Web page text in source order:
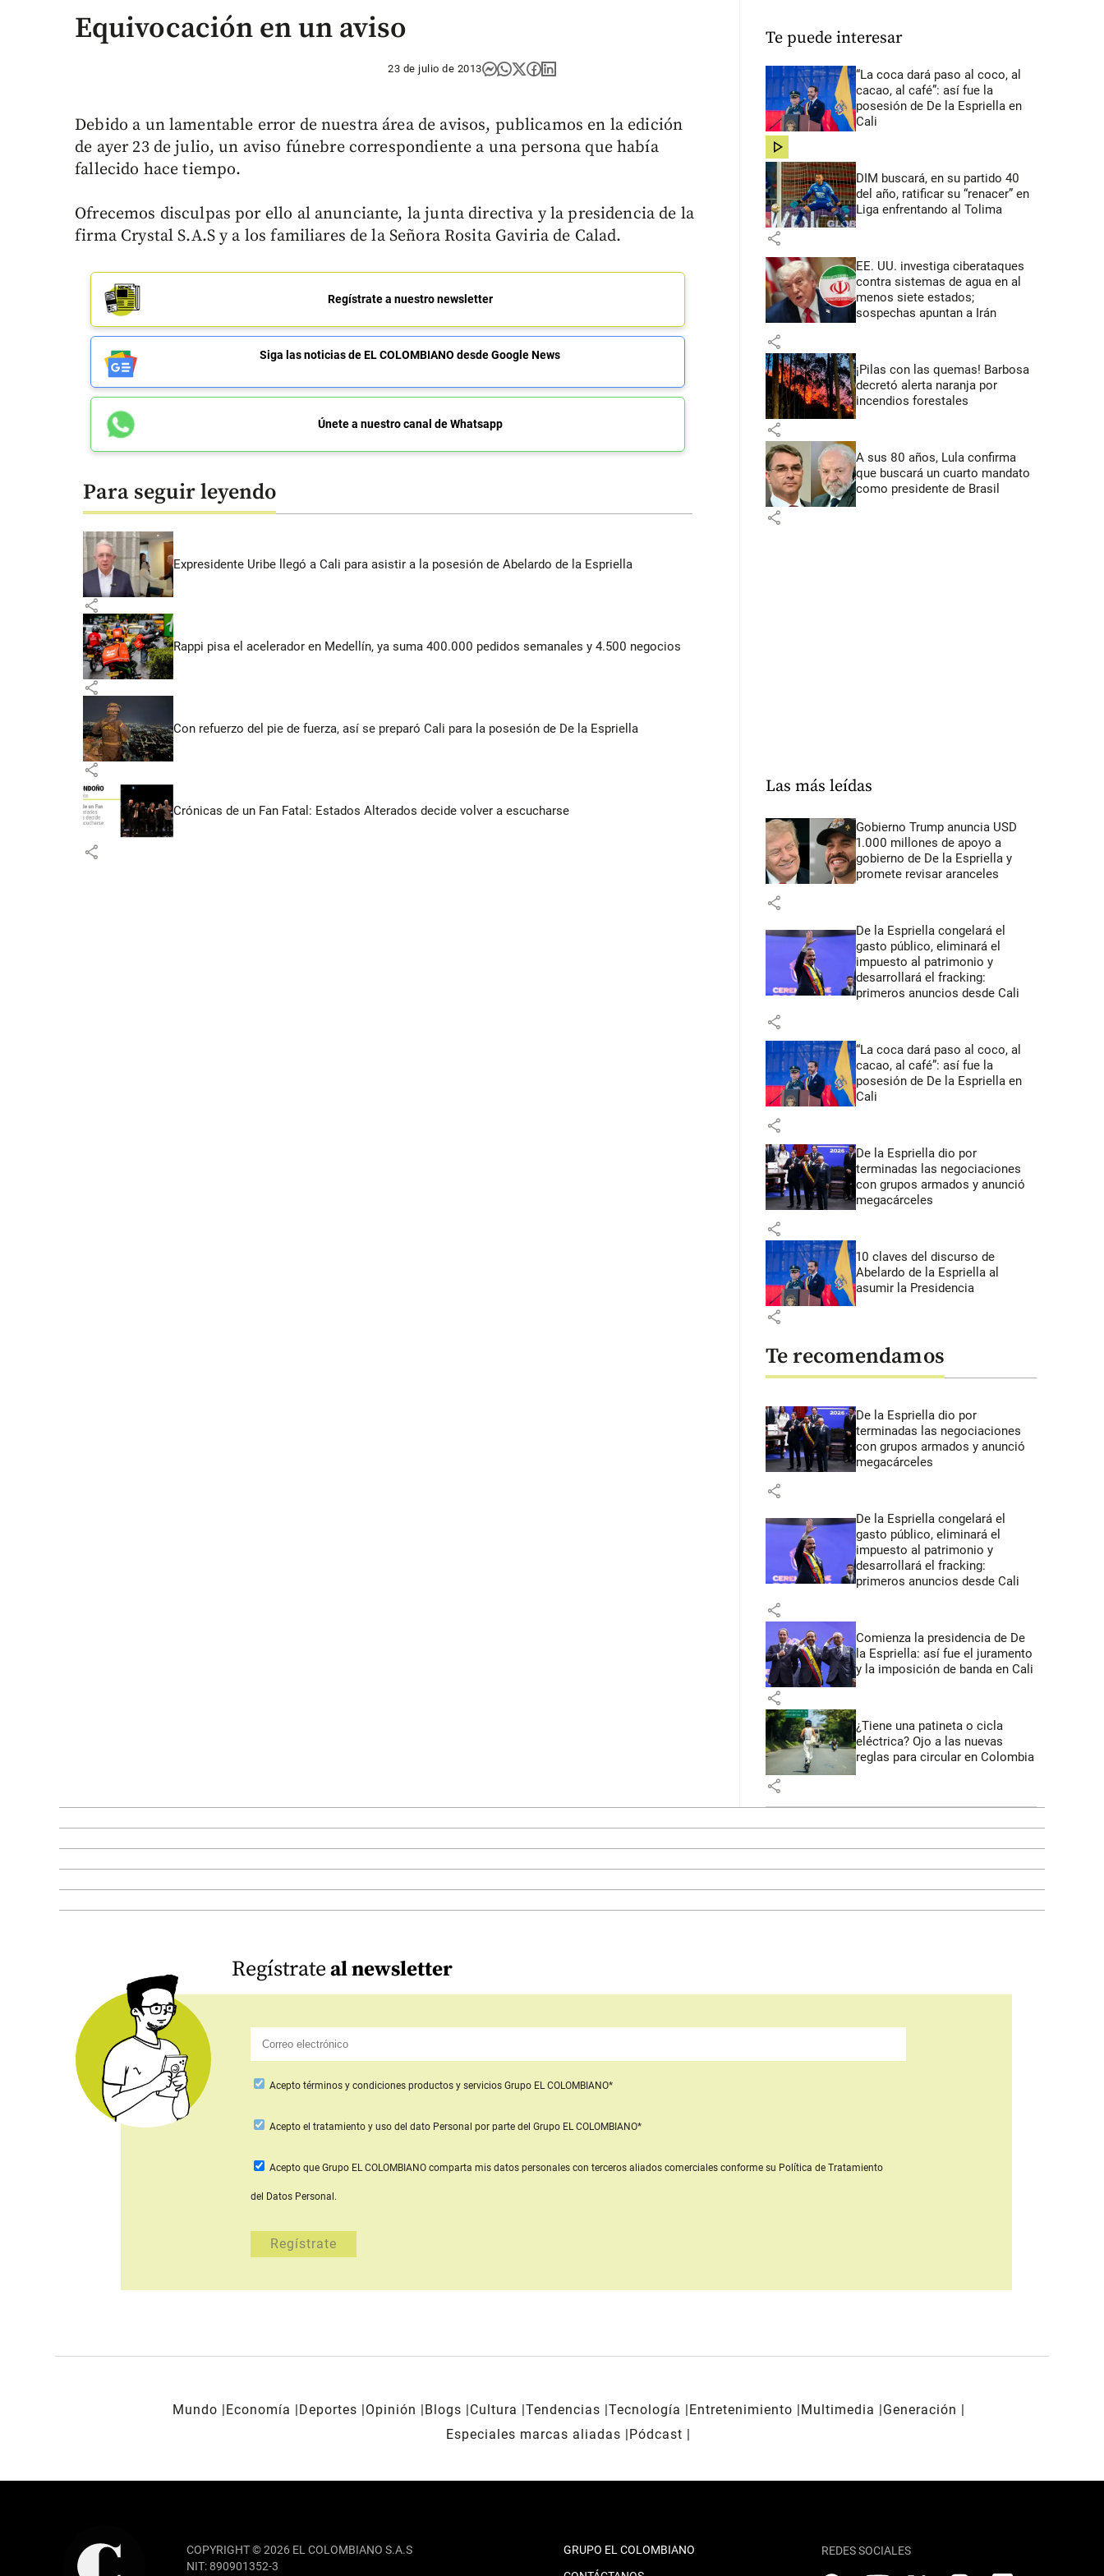
Equivocación en un aviso
23 de julio de 2013
Debido a un lamentable error de nuestra área de avisos, publicamos en la edición
de ayer 23 de julio, un aviso fúnebre correspondiente a una persona que había
fallecido hace tiempo.
Ofrecemos disculpas por ello al anunciante, la junta directiva y la presidencia de la
firma Crystal S.A.S y a los familiares de la Señora Rosita Gaviria de Calad.
Regístrate a nuestro newsletter
Siga las noticias de EL COLOMBIANO desde Google News
Únete a nuestro canal de Whatsapp
Para seguir leyendo
Expresidente Uribe llegó a Cali para asistir a la posesión de Abelardo de la Espriella
share
Rappi pisa el acelerador en Medellín, ya suma 400.000 pedidos semanales y 4.500 negocios
share
Con refuerzo del pie de fuerza, así se preparó Cali para la posesión de De la Espriella
share
Crónicas de un Fan Fatal: Estados Alterados decide volver a escucharse
share
Te puede interesar
“La coca dará paso al coco, al
cacao, al café”: así fue la
posesión de De la Espriella en
Cali
share
DIM buscará, en su partido 40
del año, ratificar su “renacer” en
Liga enfrentando al Tolima
share
EE. UU. investiga ciberataques
contra sistemas de agua en al
menos siete estados;
sospechas apuntan a Irán
share
¡Pilas con las quemas! Barbosa
decretó alerta naranja por
incendios forestales
share
A sus 80 años, Lula confirma
que buscará un cuarto mandato
como presidente de Brasil
share
Las más leídas
Gobierno Trump anuncia USD
1.000 millones de apoyo a
gobierno de De la Espriella y
promete revisar aranceles
share
De la Espriella congelará el
gasto público, eliminará el
impuesto al patrimonio y
desarrollará el fracking:
primeros anuncios desde Cali
share
“La coca dará paso al coco, al
cacao, al café”: así fue la
posesión de De la Espriella en
Cali
share
De la Espriella dio por
terminadas las negociaciones
con grupos armados y anunció
megacárceles
share
10 claves del discurso de
Abelardo de la Espriella al
asumir la Presidencia
share
Te recomendamos
De la Espriella dio por
terminadas las negociaciones
con grupos armados y anunció
megacárceles
share
De la Espriella congelará el
gasto público, eliminará el
impuesto al patrimonio y
desarrollará el fracking:
primeros anuncios desde Cali
share
Comienza la presidencia de De
la Espriella: así fue el juramento
y la imposición de banda en Cali
share
¿Tiene una patineta o cicla
eléctrica? Ojo a las nuevas
reglas para circular en Colombia
share
Regístrateal newsletter
Acepto términos y condiciones productos y servicios Grupo EL COLOMBIANO*
Aceptoel tratamiento y uso del dato Personal por parte del Grupo EL COLOMBIANO*
Acepto que Grupo EL COLOMBIANO comparta mis datos personales con terceros aliados comercialesconforme su Política de Tratamiento
del Datos Personal.
Mundo Economía Deportes Opinión Blogs Cultura Tendencias Tecnología Entretenimiento Multimedia
Generación
Especiales marcas aliadas
Pódcast
COPYRIGHT © 2026 EL COLOMBIANO S.A.S
NIT: 890901352-3
GRUPO EL COLOMBIANO
REDES SOCIALES